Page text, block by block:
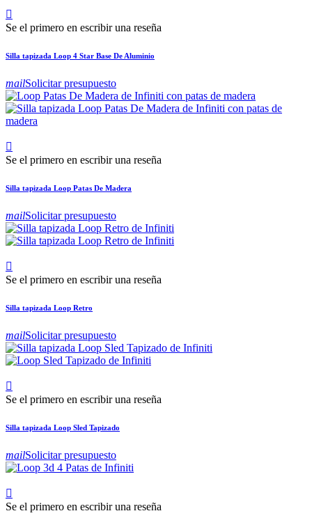

Se el primero en escribir una reseña
Silla tapizada Loop 4 Star Base De Aluminio
mailSolicitar presupuesto

Se el primero en escribir una reseña
Silla tapizada Loop Patas De Madera
mailSolicitar presupuesto

Se el primero en escribir una reseña
Silla tapizada Loop Retro
mailSolicitar presupuesto

Se el primero en escribir una reseña
Silla tapizada Loop Sled Tapizado
mailSolicitar presupuesto

Se el primero en escribir una reseña